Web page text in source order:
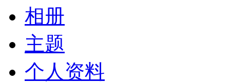
相册
主题
个人资料